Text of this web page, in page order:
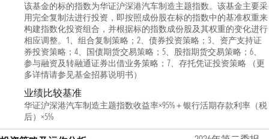
该基金的标的指数为华证沪深港汽车制造主题指数。该基金主要采
用完全复制法进行投资，即按照成份股在标的指数中的基准权重来
构建指数化投资组合，并根据标的指数成份股及其权重的变化进行
相应调整。1、组合复制策略；2、债券投资策略；3、资产支持证
券投资策略；4、国债期货交易策略；5、股指期货交易策略；6、
参与融资及转融通证券出借业务策略；7、存托凭证投资策略 （更
多详情请参见基金招募说明书）
业绩比较基准
华证沪深港汽车制造主题指数收益率×95%＋银行活期存款利率（税
后）×5%